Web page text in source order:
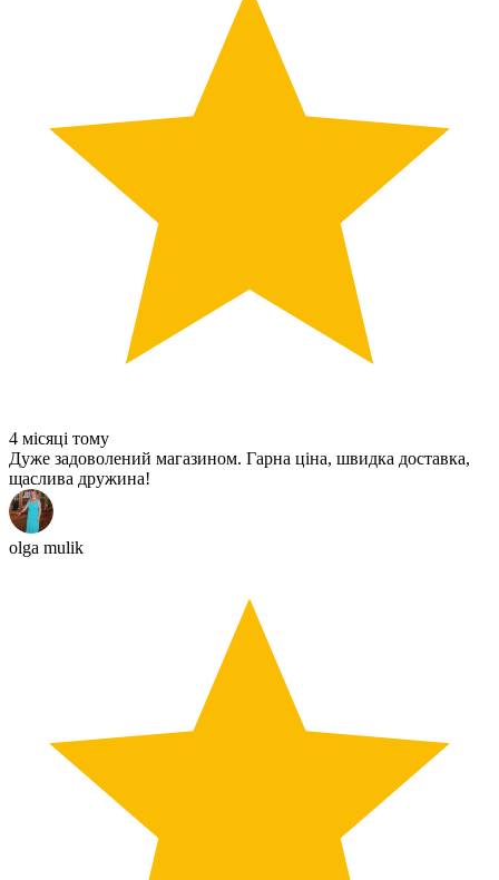
4 місяці тому
Дуже задоволений магазином. Гарна ціна, швидка доставка,
щаслива дружина!
olga mulik